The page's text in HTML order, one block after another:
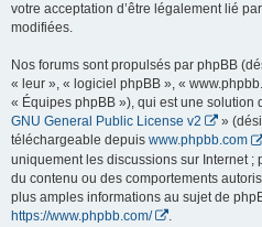
votre acceptation d’être légalement lié
modifiées.
Nos forums sont propulsés par phpBB
« leur », « logiciel phpBB », «
« Équipes phpBB »), qui est une solution
GNU General Public License v2
»
téléchargeable depuis www.phpbb.com
uniquement les discussions sur Internet ;
du contenu ou des comportements
plus amples informations au sujet de
https://www.phpbb.com/